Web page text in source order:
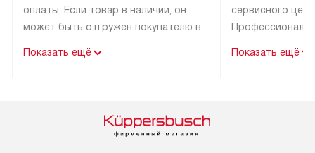
оплаты. Если товар в наличии, он
может быть отгружен покупателю в
специальным лейблом
дополнительно. Возможна
Показать ещё
сервисного
эксплуатации
Показать ещё